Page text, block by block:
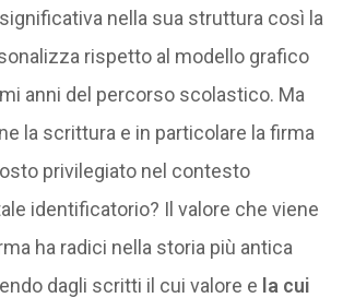
nella sua struttura così la
rispetto al modello grafico
anni del percorso scolastico. Ma
la scrittura e in particolare la firma
privilegiato nel contesto
identificatorio? Il valore che viene
ha radici nella storia più antica
dagli scritti il cui valore e la cui